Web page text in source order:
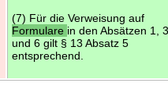
(7) Für die Verweisung auf
Formulare in den Absätzen 1,
und 6 gilt § 13 Absatz 5
entsprechend.